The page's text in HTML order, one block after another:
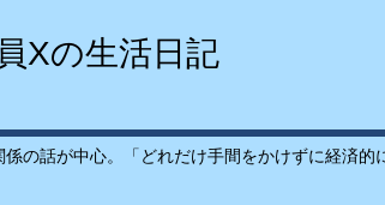
Xの生活日記
話が中心。「どれだけ手間をかけずに経済的